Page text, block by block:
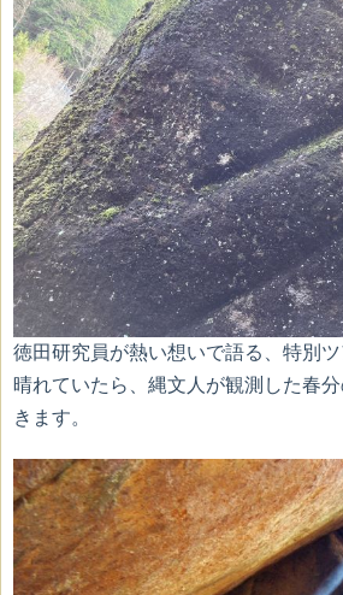
徳田研究員が熱い想いで語る、特別
晴れていたら、縄文人が観測した春
きます。